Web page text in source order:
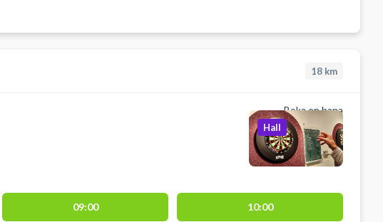
18 km
Boka en bana
Hall
09:00 10:00